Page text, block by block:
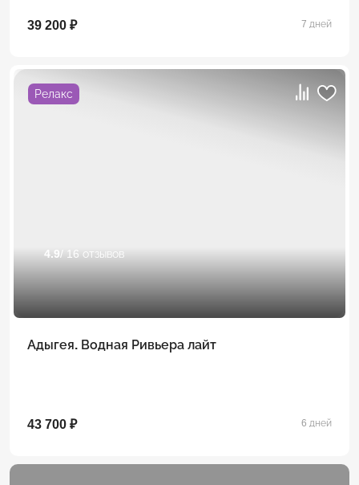
39 200 ₽ 7 дней
Релакс
4.9 / 16 отзывов
Адыгея. Водная Ривьера лайт
43 700 ₽ 6 дней